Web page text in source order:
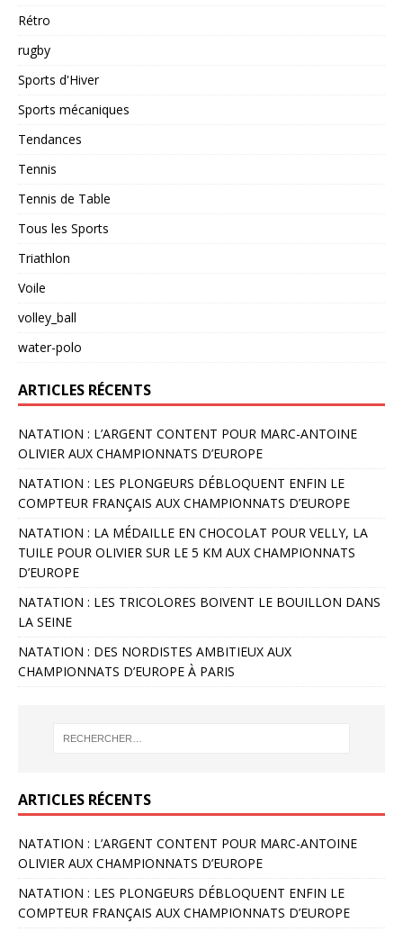
Rétro
rugby
Sports d'Hiver
Sports mécaniques
Tendances
Tennis
Tennis de Table
Tous les Sports
Triathlon
Voile
volley_ball
water-polo
ARTICLES RÉCENTS
NATATION : L’ARGENT CONTENT POUR MARC-ANTOINE
OLIVIER AUX CHAMPIONNATS D’EUROPE
NATATION : LES PLONGEURS DÉBLOQUENT ENFIN LE
COMPTEUR FRANÇAIS AUX CHAMPIONNATS D’EUROPE
NATATION : LA MÉDAILLE EN CHOCOLAT POUR VELLY, LA
TUILE POUR OLIVIER SUR LE 5 KM AUX CHAMPIONNATS
D’EUROPE
NATATION : LES TRICOLORES BOIVENT LE BOUILLON DANS
LA SEINE
NATATION : DES NORDISTES AMBITIEUX AUX
CHAMPIONNATS D’EUROPE À PARIS
ARTICLES RÉCENTS
NATATION : L’ARGENT CONTENT POUR MARC-ANTOINE
OLIVIER AUX CHAMPIONNATS D’EUROPE
NATATION : LES PLONGEURS DÉBLOQUENT ENFIN LE
COMPTEUR FRANÇAIS AUX CHAMPIONNATS D’EUROPE